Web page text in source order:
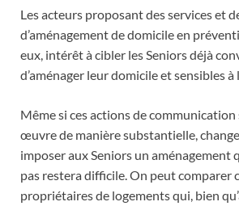
Les acteurs proposant des services et
d’aménagement de domicile en
eux, intérêt à cibler les Seniors déjà
d’aménager leur domicile et sensibles
Même si ces actions de communication
œuvre de manière substantielle,
imposer aux Seniors un aménagement
pas restera difficile. On peut comparer
propriétaires de logements qui, bien